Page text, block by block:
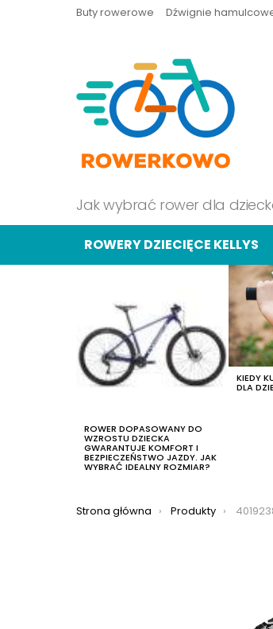
Buty rowerowe Dźwignie
Jak wybrać rower dla
ROWERY DZIECIĘCE KELLYS
ROWER DOPASOWANY DO
WZROSTU DZIECKA
GWARANTUJE KOMFORT I
BEZPIECZEŃSTWO JAZDY. JAK
WYBRAĆ IDEALNY ROZMIAR?
KIEDY
DLA
Jesteś tutaj:
Strona główna Produkty